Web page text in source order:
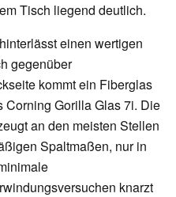
Tisch liegend deutlich.
einen wertigen
gegenüber
kommt ein Fiberglas
Corning Gorilla Glas 7i. Die
an den meisten Stellen
Spaltmaßen, nur in
knarzt